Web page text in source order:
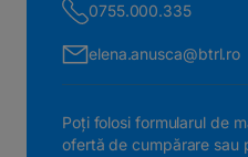
0755.000.335
elena.anusca@btrl.ro
Poți folosi formularul de
ofertă de cumpărare sau